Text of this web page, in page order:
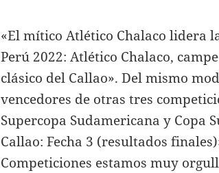
«El mítico Atlético Chalaco lidera
Perú 2022: Atlético Chalaco,
clásico del Callao». Del mismo
vencedores de otras tres
Supercopa Sudamericana y Copa
Callao: Fecha 3 (resultados
Competiciones estamos muy